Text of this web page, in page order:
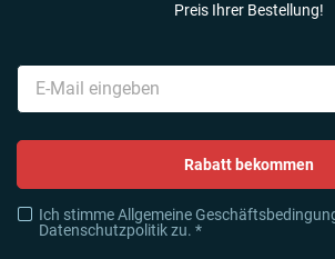
Preis Ihrer Bestellung!
Ich stimme Allgemeine
Datenschutzpolitik zu. *
Rabatt bekommen